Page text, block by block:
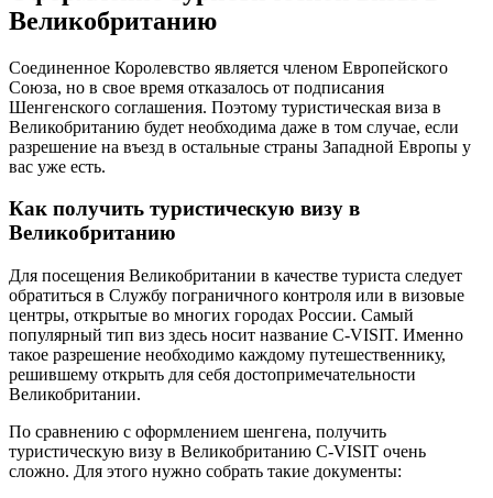
Великобританию
Соединенное Королевство является членом Европейского
Союза, но в свое время отказалось от подписания
Шенгенского соглашения. Поэтому туристическая виза в
Великобританию будет необходима даже в том случае, если
разрешение на въезд в остальные страны Западной Европы у
вас уже есть.
Как получить туристическую визу в
Великобританию
Для посещения Великобритании в качестве туриста следует
обратиться в Службу пограничного контроля или в визовые
центры, открытые во многих городах России. Самый
популярный тип виз здесь носит название C-VISIT. Именно
такое разрешение необходимо каждому путешественнику,
решившему открыть для себя достопримечательности
Великобритании.
По сравнению с оформлением шенгена, получить
туристическую визу в Великобританию C-VISIT очень
сложно. Для этого нужно собрать такие документы: